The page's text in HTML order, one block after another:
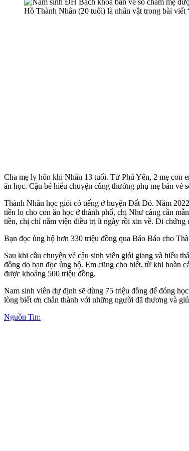
Hồ Thành Nhân (20 tuổi) là nhân vật trong bài
Cha mẹ ly hôn khi Nhân 13 tuổi. Từ Phú Yên, 2 mẹ con
ăn học. Cậu bé hiểu chuyện cũng thường phụ mẹ bán vé
Thành Nhân học giỏi có tiếng ở huyện Đất Đỏ. Năm
tiền lo cho con ăn học ở thành phố, chị Như càng cần
tiền, chị chỉ nằm viện điều trị ít ngày rồi xin về. Di chứng
Bạn đọc ủng hộ hơn 330 triệu đồng qua Báo Báo cho
Sau khi câu chuyện về cậu sinh viên giỏi giang và hiếu
đồng do bạn đọc ủng hộ. Em cũng cho biết, từ khi hoàn
được khoảng 500 triệu đồng.
Nam sinh viên dự định sẽ dùng 75 triệu đồng để đóng
lòng biết ơn chân thành với những người đã thương và
Nguồn Tin: